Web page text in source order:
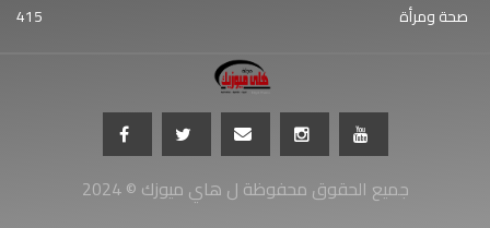
صحة ومرأة
415
جميع الحقوق محفوظة ل هاي ميوزك © 2024